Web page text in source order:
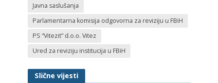
Javna saslušanja
Parlamentarna komisija odgovorna za reviziju u FBiH
PS “Vitezit” d.o.o. Vitez
Ured za reviziju institucija u FBiH
Slične vijesti